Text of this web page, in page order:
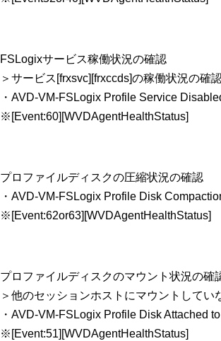
FSLogixサービス稼働状況の確認
＞サービス[frxsvc][frxccds]の稼働状況の確
・AVD-VM-FSLogix Profile Service
※[Event:60][WVDAgentHealthStatus]
プロファイルディスクの圧縮状況の確認
・AVD-VM-FSLogix Profile Disk
※[Event:62or63][WVDAgentHealthStatus]
プロファイルディスクのマウント状況の確
＞他のセッションホストにマウントしてい
・AVD-VM-FSLogix Profile Disk Attached
※[Event:51][WVDAgentHealthStatus]